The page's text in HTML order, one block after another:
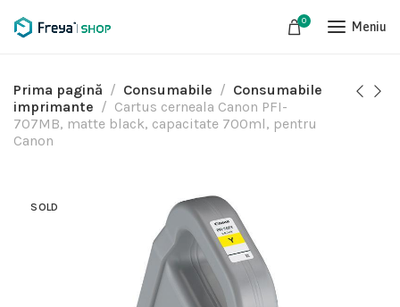
0 Meniu
Prima pagină Consumabile
Consumabile
imprimante
Cartus cerneala Canon PFI-
707MB, matte black, capacitate 700ml, pentru
Canon
SOLD